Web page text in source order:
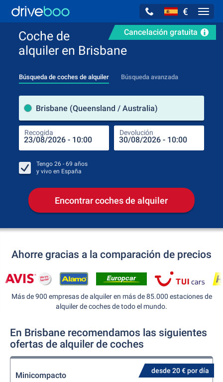
€
Cancelación gratuita
Coche de
alquiler en Brisbane
Búsqueda de coches de alquiler Búsqueda avanzada
Brisbane (Queensland / Australia)
Recogida Devolución
Tengo 26 - 69 años
y vivo en España
Encontrar coches de alquiler
Ahorre gracias a la comparación de precios
Más de 900 empresas de alquiler en más de 85.000 estaciones de
alquiler de coches de todo el mundo.
En Brisbane recomendamos las siguientes
ofertas de alquiler de coches
desde 20 € por día
Minicompacto